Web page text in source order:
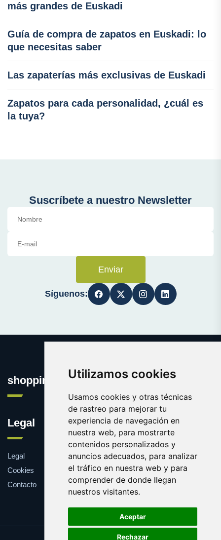
Utilizamos cookies
Usamos cookies y otras técnicas
de rastreo para mejorar tu
experiencia de navegación en
nuestra web, para mostrarte
contenidos personalizados y
anuncios adecuados, para analizar
el tráfico en nuestra web y para
comprender de donde llegan
nuestros visitantes.
Aceptar
Rechazar
más grandes de Euskadi
Guía de compra de zapatos en Euskadi: lo
que necesitas saber
Las zapaterías más exclusivas de Euskadi
Zapatos para cada personalidad, ¿cuál es
la tuya?
Suscríbete a nuestro Newsletter
Enviar
Síguenos:
shopping.eus
Legal
Legal
Cookies
Contacto